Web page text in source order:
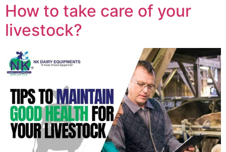
How to take care of your
livestock?